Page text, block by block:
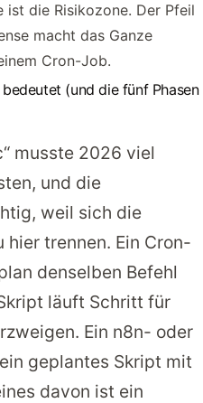
ist die Risikozone. Der Pfeil
macht das Ganze
Cron-Job.
(und die fünf Phasen
musste 2026 viel
und die
weil sich die
hier trennen. Ein Cron-
denselben Befehl
läuft Schritt für
Ein n8n- oder
geplantes Skript mit
davon ist ein